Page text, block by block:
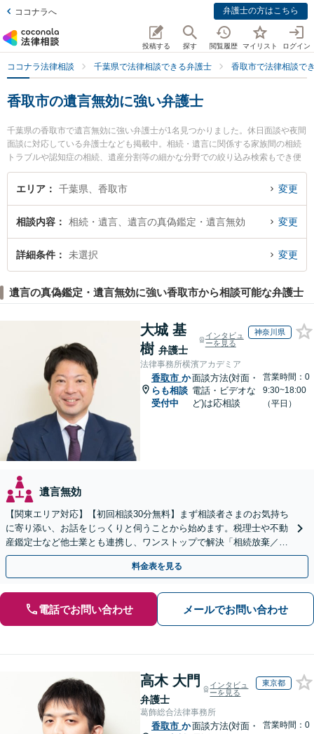
ココナラへ 弁護士の方はこちら
投稿する 探す 閲覧履歴 マイリスト ログイン
ココナラ法律相談 千葉県で法律相談できる弁護士 香取市で法律相談で
香取市の遺言無効に強い弁護士
千葉県の香取市で遺言無効に強い弁護士が1名見つかりました。休日面談や夜間
面談に対応している弁護士なども掲載中。相続・遺言に関係する家族間の相続
トラブルや認知症の相続、遺産分割等の細かな分野での絞り込み検索もでき便
利です。特に法律事務所TIGERの石原 卓治弁護士のプロフィール情報や弁護士
費用、強みなどが注目されています。『香取市で土日や夜間に発生した遺言無
きる香取市内の弁護士に相談予約したい』などでお困りの相談者さんにおすす
めです。
エリア 千葉県、香取市 変更
相談内容 相続・遺言、遺言の真偽鑑定・遺言無効 変更
詳細条件 未選択 変更
遺言の真偽鑑定・遺言無効に強い香取市から相談可能な弁護士
大城 基
樹 弁護士
インタビュ
ーを見る
神奈川県
法律事務所横濱アカデミア
香取市 か
らも相談
受付中
面談方法(対面・
電話・ビデオな
ど)は応相談
営業時間：0
9:30~18:00
（平日）
遺言無効
【関東エリア対応】【初回相談30分無料】まず相談者さまのお気持ち
に寄り添い、お話をじっくりと伺うことから始めます。税理士や不動
産鑑定士など他士業とも連携し、ワンストップで解決「相続放棄／遺
言書作成／遺留分侵害額請求／使い込み・寄与分など」
料金表を見る
電話でお問い合わせ メールでお問い合わせ
高木 大門
弁護士
インタビュ
ーを見る
東京都
葛飾総合法律事務所
香取市 か面談方法(対面・
営業時間：0